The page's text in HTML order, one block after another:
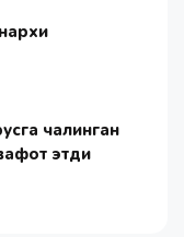
чалинган
этди